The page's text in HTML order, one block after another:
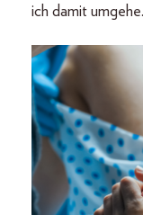
ich damit